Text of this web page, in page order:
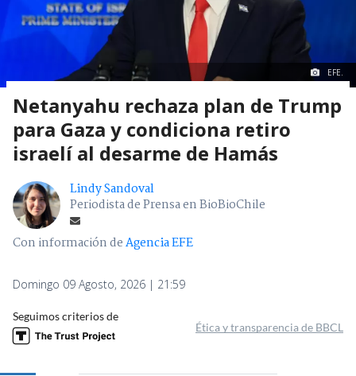
EFE.
Netanyahu rechaza plan de Trump
para Gaza y condiciona retiro
israelí al desarme de Hamás
Lindy Sandoval
Periodista de Prensa en BioBioChile
Con información deAgencia EFE
Domingo 09 Agosto, 2026 | 21:59
Seguimos criterios de
Ética y transparencia de BBCL